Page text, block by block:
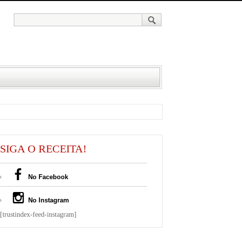
SIGA O RECEITA!
No Facebook
No Instagram
[trustindex-feed-instagram]